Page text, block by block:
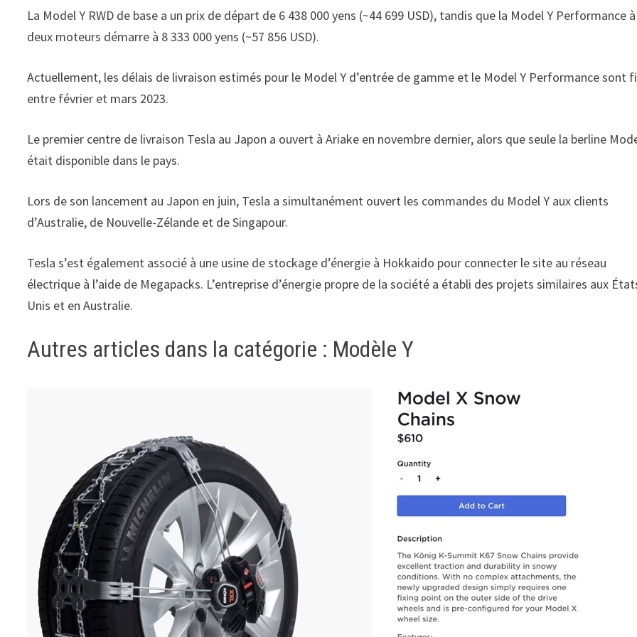
La Model Y RWD de base a un prix de départ de 6 438 000 yens (~44 699 USD), tandis que la Model Y Performance à
deux moteurs démarre à 8 333 000 yens (~57 856 USD).
Actuellement, les délais de livraison estimés pour le Model Y d’entrée de gamme et le Model Y Performance sont
entre février et mars 2023.
Le premier centre de livraison Tesla au Japon a ouvert à Ariake en novembre dernier, alors que seule la berline
était disponible dans le pays.
Lors de son lancement au Japon en juin, Tesla a simultanément ouvert les commandes du Model Y aux clients
d’Australie, de Nouvelle-Zélande et de Singapour.
Tesla s’est également associé à une usine de stockage d’énergie à Hokkaido pour connecter le site au réseau
électrique à l’aide de Megapacks. L’entreprise d’énergie propre de la société a établi des projets similaires aux
Unis et en Australie.
Autres articles dans la catégorie : Modèle Y